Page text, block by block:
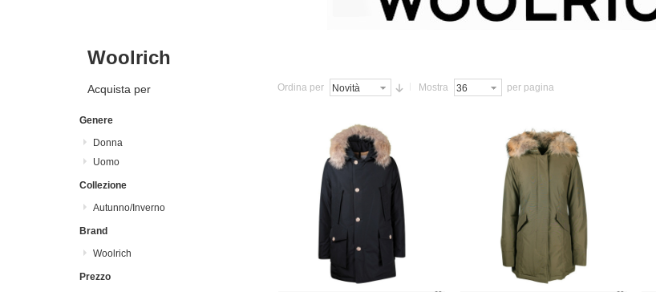
Woolrich
Ordina per Mostra per pagina
Acquista per
Genere
Donna
Uomo
Collezione
Autunno/Inverno
Brand
Woolrich
Prezzo